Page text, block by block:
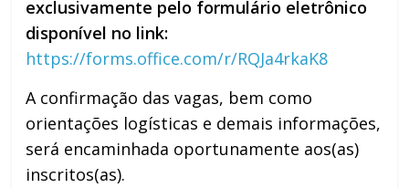
exclusivamente pelo formulário eletrônico
disponível no link:
https://forms.office.com/r/RQJa4rkaK8
A confirmação das vagas, bem como
orientações logísticas e demais informações,
será encaminhada oportunamente aos(as)
inscritos(as).